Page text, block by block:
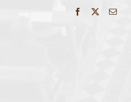
Facebook Email